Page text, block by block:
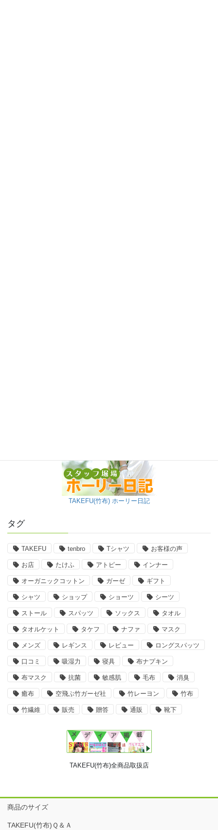
TAKEFU(竹布) ホーリー日記
タグ
TAKEFU tenbro Tシャツ お客様の声
お店 たけふ アトピー インナー
オーガニックコットン ガーゼ ギフト
シャツ ショップ ショーツ シーツ
ストール スパッツ ソックス タオル
タオルケット タケフ ナファ マスク
メンズ レギンス レビュー ロングスパッツ
口コミ 吸湿力 寝具 布ナプキン
布マスク 抗菌 敏感肌 毛布 消臭
癒布 空飛ぶ竹ガーゼ社 竹レーヨン 竹布
竹繊維 販売 贈答 通販 靴下
TAKEFU(竹布)全商品取扱店
商品のサイズ
TAKEFU(竹布)Ｑ＆Ａ